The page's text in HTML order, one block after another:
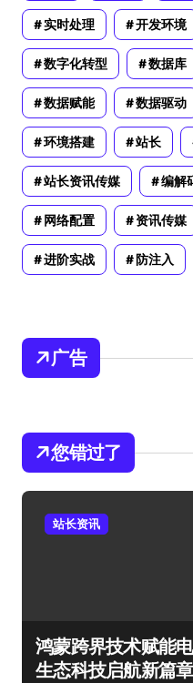
实时处理 开发环境
数字化转型 数据库
数据赋能 数据驱动
环境搭建 站长
站长资讯传媒 编解
网络配置 资讯传媒
进阶实战 防注入
广告
您错过了
站长资讯
鸿蒙跨界技术赋能
生态科技启航新篇章